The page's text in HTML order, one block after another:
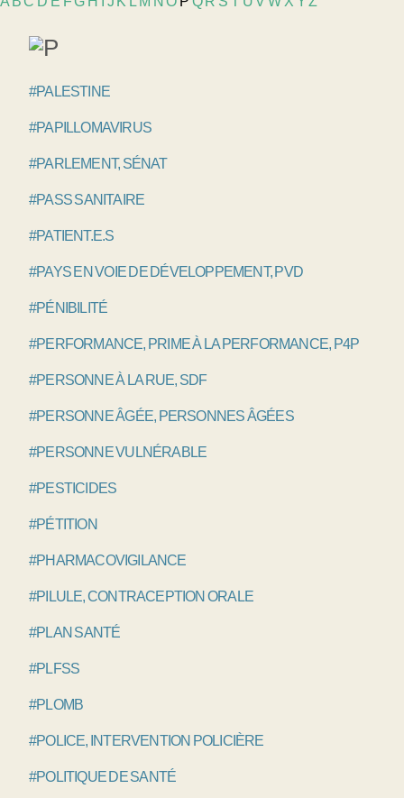
#PALESTINE
#PAPILLOMAVIRUS
#PARLEMENT, SÉNAT
#PASS SANITAIRE
#PATIENT.E.S
#PAYS EN VOIE DE DÉVELOPPEMENT, PVD
#PÉNIBILITÉ
#PERFORMANCE, PRIME À LA PERFORMANCE, P4P
#PERSONNE À LA RUE, SDF
#PERSONNE ÂGÉE, PERSONNES ÂGÉES
#PERSONNE VULNÉRABLE
#PESTICIDES
#PÉTITION
#PHARMACOVIGILANCE
#PILULE, CONTRACEPTION ORALE
#PLAN SANTÉ
#PLFSS
#PLOMB
#POLICE, INTERVENTION POLICIÈRE
#POLITIQUE DE SANTÉ